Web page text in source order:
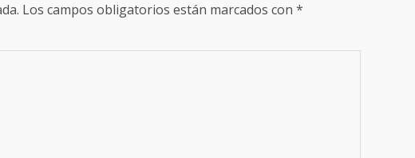
Los campos obligatorios están marcados con *